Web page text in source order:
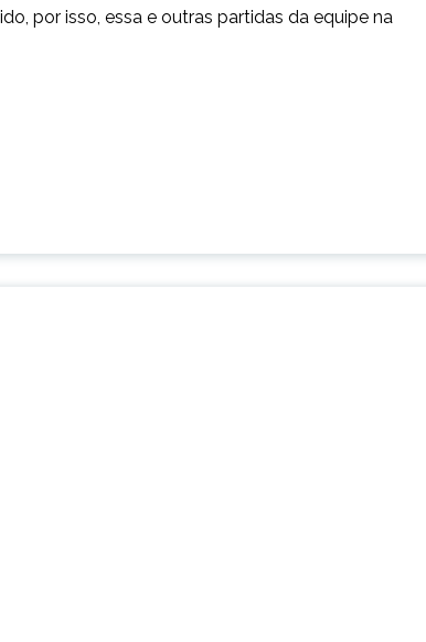
por isso, essa e outras partidas da equipe na